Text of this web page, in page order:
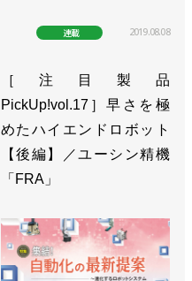
連載 2019.08.08
［注目製品
PickUp!vol.17］早さを極
めたハイエンドロボット
【後編】／ユーシン精機
「FRA」